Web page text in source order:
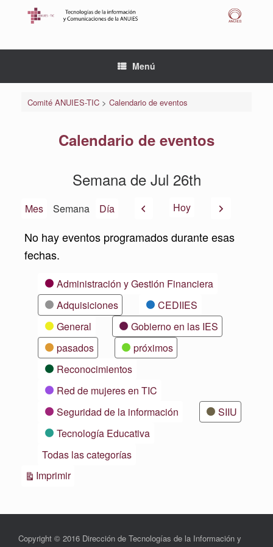
Menú
Comité ANUIES-TIC> Calendario de eventos
Calendario de eventos
Semana de Jul 26th
Mes Semana Día AnteriorHoy Siguiente
No hay eventos programados durante esas
fechas.
CategoríasAdministración y Gestión Financiera
Adquisiciones
CEDIIES
General
Gobierno en las IES
pasados
próximos
Reconocimientos
Red de mujeres en TIC
Seguridad de la información
SIIU
Tecnología Educativa
Todas las categorías
ImprimirVistas
Copyright © 2016 Dirección de Tecnologías de la Información y